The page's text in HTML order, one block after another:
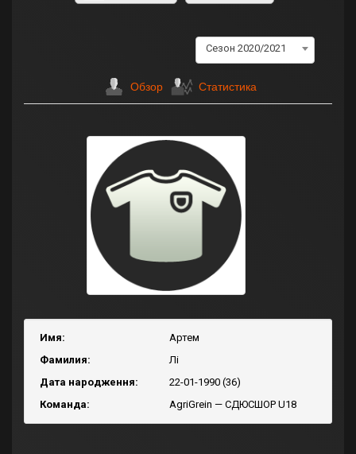
Сезон 2020/2021
Обзор Статистика
Имя:
Артем
Фамилия:
Лі
Дата народження:
22-01-1990 (36)
Команда:
AgriGrein — СДЮСШОР U18